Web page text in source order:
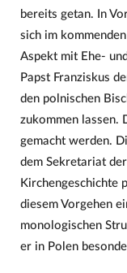
bereits getan. In
sich im
Aspekt mit Ehe-
Papst Franziskus
den polnischen
zukommen lassen.
gemacht werden.
dem Sekretariat
Kirchengeschichte
diesem Vorgehen
monologischen
er in Polen